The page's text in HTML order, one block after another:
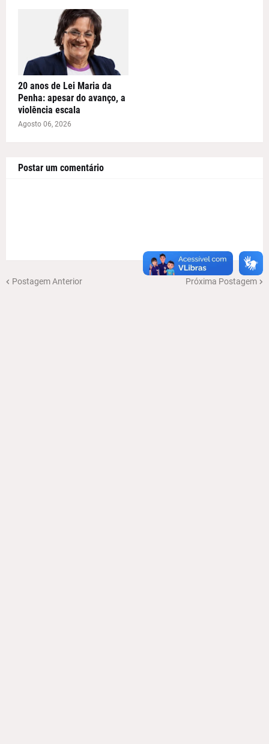
20 anos de Lei Maria da
Penha: apesar do avanço, a
violência escala
Agosto 06, 2026
Postar um comentário
Postagem Anterior Próxima Postagem